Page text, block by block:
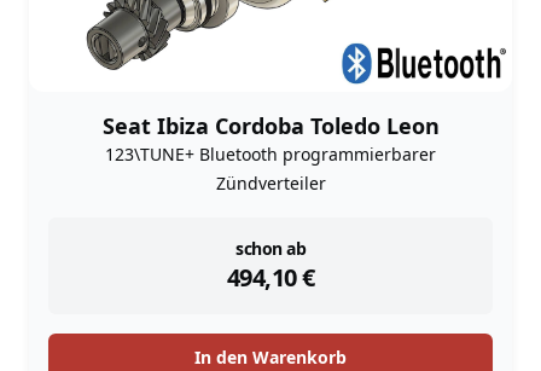
Seat Ibiza Cordoba Toledo Leon
123\TUNE+ Bluetooth programmierbarer
Zündverteiler
schon ab
494,10€
instock
In den Warenkorb